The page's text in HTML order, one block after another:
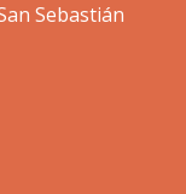
Sebastián